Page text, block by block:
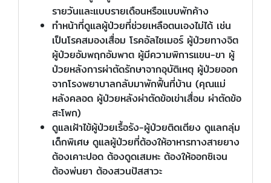
รายวันและแบบรายเดือนหรือแบบพักค้าง
ทำหน้าที่ดูแลผู้ป่วยที่ช่วยเหลือตนเองไม่ได้ เช่น
เป็นโรคสมองเสื่อม โรคอัลไซเมอร์ ผู้ป่วยทางจิต
ผู้ป่วยอัมพฤกอัมพาต ผู้มีความพิการแขน-ขา ผู้
ป่วยหลังการผ่าตัดรักษาจากอุบัติเหตุ ผู้ป่วยออก
จากโรงพยาบาลกลับมาพักฟื้นที่บ้าน (คุณแม่
หลังคลอด ผู้ป่วยหลังผ่าตัดข้อเข่าเสื่อม ผ่าตัดข้อ
สะโพก)
ดูแลเฝ้าไข้ผู้ป่วยเรื้อรัง-ผู้ป่วยติดเตียง ดูแลกลุ่ม
เด็กพิเศษ ดูแลผู้ป่วยที่ต้องให้อาหารทางสายยาง
ต้องเคาะปอด ต้องดูดเสมหะ ต้องให้ออกซิเจน
ต้องพ่นยา ต้องสวนปัสสาวะ